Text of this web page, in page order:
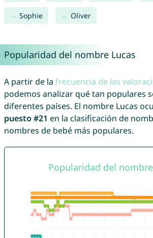
Sophie Oliver
Popularidad del nombre Lucas
A partir de la frecuencia de las
podemos analizar qué tan populares
diferentes países. El nombre Lucas
puesto #21 en la clasificación de
nombres de bebé más populares.